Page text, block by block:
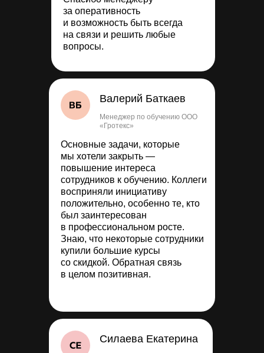
за оперативность
и возможность быть всегда
на связи и решить любые
вопросы.
Валерий Баткаев
Менеджер по обучению ООО
«Гротекс»
Основные задачи, которые
мы хотели закрыть —
повышение интереса
сотрудников к обучению. Коллеги
восприняли инициативу
положительно, особенно те, кто
был заинтересован
в профессиональном росте.
Знаю, что некоторые сотрудники
купили большие курсы
со скидкой. Обратная связь
в целом позитивная.
Силаева Екатерина